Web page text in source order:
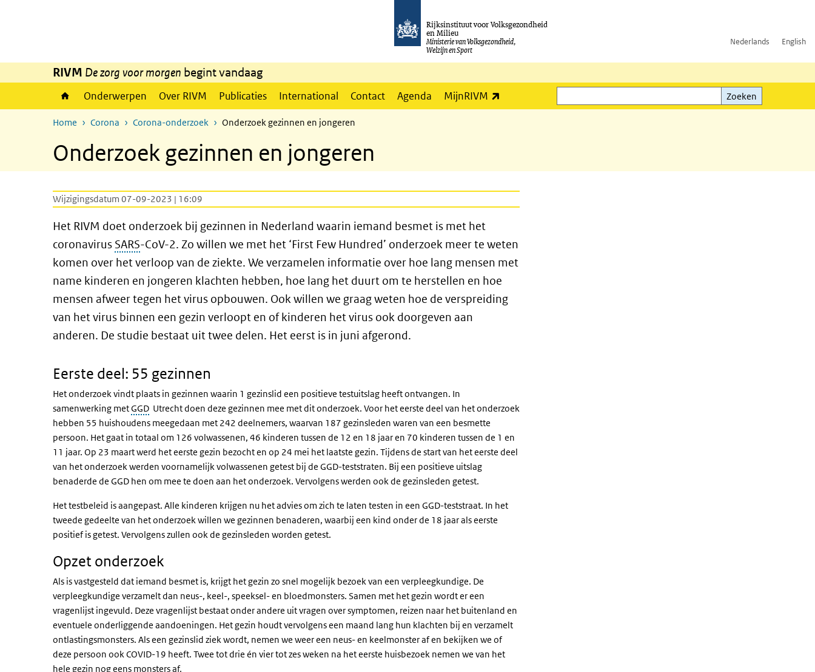
Rijksinstituut voor Volksgezondheid
en Milieu
Ministerie van Volksgezondheid,
Welzijn en Sport
Nederlands English
RIVM De zorg voor morgen begint vandaag
Onderwerpen Over RIVM Publicaties International Contact Agenda MijnRIVM
Zoeken
Zoeken
Home Corona Corona-onderzoek Onderzoek gezinnen en jongeren
Onderzoek gezinnen en jongeren
Wijzigingsdatum 07-09-2023 | 16:09
Het RIVM doet onderzoek bij gezinnen in Nederland waarin iemand besmet is met het
coronavirus SARS-CoV-2. Zo willen we met het ‘First Few Hundred’ onderzoek meer te weten
komen over het verloop van de ziekte. We verzamelen informatie over hoe lang mensen met
name kinderen en jongeren klachten hebben, hoe lang het duurt om te herstellen en hoe
mensen afweer tegen het virus opbouwen. Ook willen we graag weten hoe de verspreiding
van het virus binnen een gezin verloopt en of kinderen het virus ook doorgeven aan
anderen. De studie bestaat uit twee delen. Het eerst is in juni afgerond.
Eerste deel: 55 gezinnen
Het onderzoek vindt plaats in gezinnen waarin 1 gezinslid een positieve testuitslag heeft ontvangen. In
samenwerking metGGD Utrecht doen deze gezinnen mee met dit onderzoek. Voor het eerste deel van het onderzoek
hebben 55 huishoudens meegedaan met 242 deelnemers, waarvan 187 gezinsleden waren van een besmette
persoon. Het gaat in totaal om 126 volwassenen, 46 kinderen tussen de 12 en 18 jaar en 70 kinderen tussen de 1 en
11 jaar. Op 23 maart werd het eerste gezin bezocht en op 24 mei het laatste gezin. Tijdens de start van het eerste deel
van het onderzoek werden voornamelijk volwassenen getest bij de GGD-teststraten. Bij een positieve uitslag
benaderde de GGD hen om mee te doen aan het onderzoek. Vervolgens werden ook de gezinsleden getest.
Het testbeleid is aangepast. Alle kinderen krijgen nu het advies om zich te laten testen in een GGD-teststraat. In het
tweede gedeelte van het onderzoek willen we gezinnen benaderen, waarbij een kind onder de 18 jaar als eerste
positief is getest. Vervolgens zullen ook de gezinsleden worden getest.
Opzet onderzoek
Als is vastgesteld dat iemand besmet is, krijgt het gezin zo snel mogelijk bezoek van een verpleegkundige. De
verpleegkundige verzamelt dan neus-, keel-, speeksel- en bloedmonsters. Samen met het gezin wordt er een
vragenlijst ingevuld. Deze vragenlijst bestaat onder andere uit vragen over symptomen, reizen naar het buitenland en
eventuele onderliggende aandoeningen. Het gezin houdt vervolgens een maand lang hun klachten bij en verzamelt
ontlastingsmonsters. Als een gezinslid ziek wordt, nemen we weer een neus- en keelmonster af en bekijken we of
deze persoon ook COVID-19 heeft. Twee tot drie én vier tot zes weken na het eerste huisbezoek nemen we van het
hele gezin nog eens monsters af.